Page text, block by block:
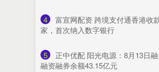
4
富宣网配资 跨境支付通香港收
家，首次纳入数字银行
5
正中优配 阳光电源：8月13日融
融资融券余额43.15亿元